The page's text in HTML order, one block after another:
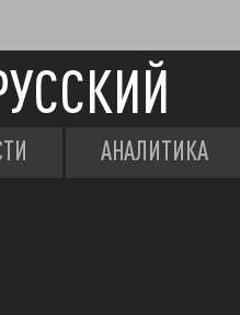
АНАЛИТИКА